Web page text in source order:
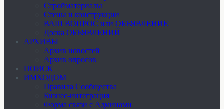
Стройматериалы
Стены и конструкции
ВАШ ВОПРОС или ОБЪЯВЛЕНИЕ
Доска ОБЪЯВЛЕНИЙ
АРХИВЫ
Архив новостей
Архив опросов
ПОИСК
ИМХОДОМ
Правила Сообщества
Бизнес-интеграция
Форма связи с Админами